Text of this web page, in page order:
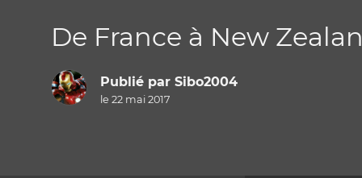
De France à New
Publié par Sibo2004
le 22 mai 2017